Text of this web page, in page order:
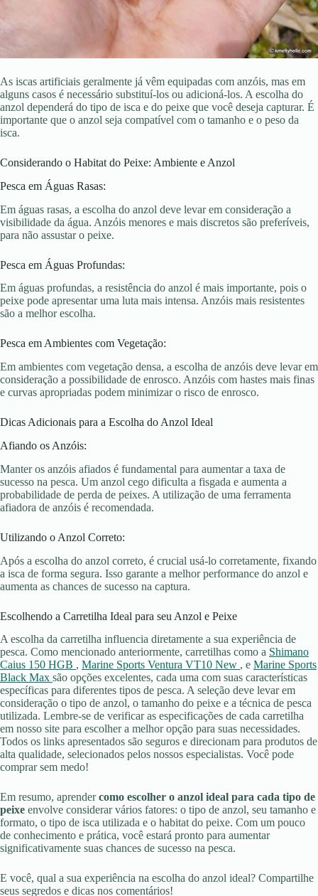
As iscas artificiais geralmente já vêm equipadas com anzóis, mas em
alguns casos é necessário substituí-los ou adicioná-los. A escolha do
anzol dependerá do tipo de isca e do peixe que você deseja capturar. É
importante que o anzol seja compatível com o tamanho e o peso da
isca.
Considerando o Habitat do Peixe: Ambiente e Anzol
Pesca em Águas Rasas:
Em águas rasas, a escolha do anzol deve levar em consideração a
visibilidade da água. Anzóis menores e mais discretos são preferíveis,
para não assustar o peixe.
Pesca em Águas Profundas:
Em águas profundas, a resistência do anzol é mais importante, pois o
peixe pode apresentar uma luta mais intensa. Anzóis mais resistentes
são a melhor escolha.
Pesca em Ambientes com Vegetação:
Em ambientes com vegetação densa, a escolha de anzóis deve levar em
consideração a possibilidade de enrosco. Anzóis com hastes mais finas
e curvas apropriadas podem minimizar o risco de enrosco.
Dicas Adicionais para a Escolha do Anzol Ideal
Afiando os Anzóis:
Manter os anzóis afiados é fundamental para aumentar a taxa de
sucesso na pesca. Um anzol cego dificulta a fisgada e aumenta a
probabilidade de perda de peixes. A utilização de uma ferramenta
afiadora de anzóis é recomendada.
Utilizando o Anzol Correto:
Após a escolha do anzol correto, é crucial usá-lo corretamente, fixando
a isca de forma segura. Isso garante a melhor performance do anzol e
aumenta as chances de sucesso na captura.
Escolhendo a Carretilha Ideal para seu Anzol e Peixe
A escolha da carretilha influencia diretamente a sua experiência de
pesca. Como mencionado anteriormente, carretilhas como a Shimano
Caius 150 HGB , Marine Sports Ventura VT10 New , e Marine Sports
Black Max são opções excelentes, cada uma com suas características
específicas para diferentes tipos de pesca. A seleção deve levar em
consideração o tipo de anzol, o tamanho do peixe e a técnica de pesca
utilizada. Lembre-se de verificar as especificações de cada carretilha
em nosso site para escolher a melhor opção para suas necessidades.
Todos os links apresentados são seguros e direcionam para produtos de
alta qualidade, selecionados pelos nossos especialistas. Você pode
comprar sem medo!
Em resumo, aprendercomo escolher o anzol ideal para cada tipo de
peixe envolve considerar vários fatores: o tipo de anzol, seu tamanho e
formato, o tipo de isca utilizada e o habitat do peixe. Com um pouco
de conhecimento e prática, você estará pronto para aumentar
significativamente suas chances de sucesso na pesca.
E você, qual a sua experiência na escolha do anzol ideal? Compartilhe
seus segredos e dicas nos comentários!